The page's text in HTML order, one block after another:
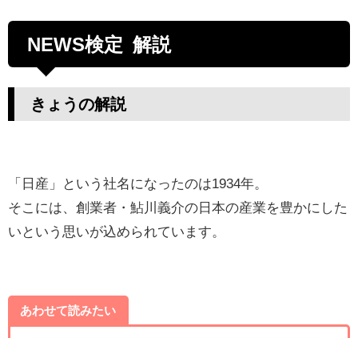
NEWS検定 解説
きょうの解説
「日産」という社名になったのは1934年。
そこには、創業者・鮎川義介の日本の産業を豊かにした
いという思いが込められています。
あわせて読みたい